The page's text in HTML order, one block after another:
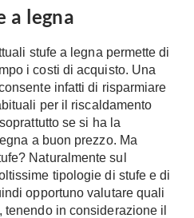
Televisori
Hi-Fi
Home-Theatre
Console
Porte
Blindate
Porte Interne
Porte Scorrevoli
a legna
stufe a legna permette di
i costi di acquisto. Una
infatti di risparmiare
per il riscaldamento
se si ha la
a buon prezzo. Ma
Naturalmente sul
tipologie di stufe e di
opportuno valutare quali
in considerazione il